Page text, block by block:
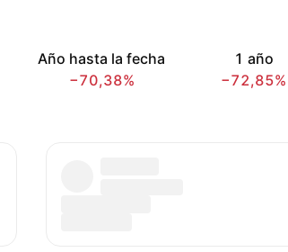
Año hasta la fecha
−70,38%
1 año
−72,85%